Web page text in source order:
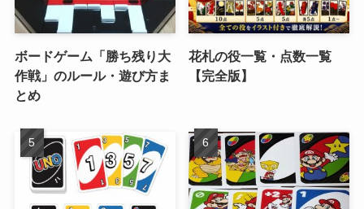
ボードゲーム「勝ち残り大
作戦」のルール・遊び方ま
とめ
花札の役一覧・点数一覧
【完全版】